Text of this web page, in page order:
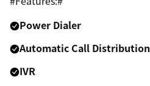
Power Dialer
Automatic Call Distribution
IVR